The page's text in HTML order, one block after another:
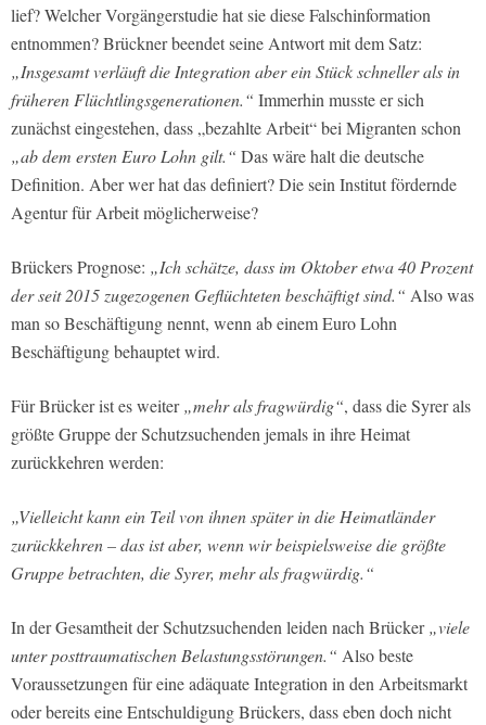
lief? Welcher Vorgängerstudie hat sie diese Falschinformation
entnommen? Brückner beendet seine Antwort mit dem Satz:
„Insgesamt verläuft die Integration aber ein Stück schneller als in
früheren Flüchtlingsgenerationen.“ Immerhin musste er sich
zunächst eingestehen, dass „bezahlte Arbeit“ bei Migranten schon
„ab dem ersten Euro Lohn gilt.“ Das wäre halt die deutsche
Definition. Aber wer hat das definiert? Die sein Institut fördernde
Agentur für Arbeit möglicherweise?
Brückers Prognose: „Ich schätze, dass im Oktober etwa 40 Prozent
der seit 2015 zugezogenen Geflüchteten beschäftigt sind.“ Also was
man so Beschäftigung nennt, wenn ab einem Euro Lohn
Beschäftigung behauptet wird.
Für Brücker ist es weiter„mehr als fragwürdig“, dass die Syrer als
größte Gruppe der Schutzsuchenden jemals in ihre Heimat
zurückkehren werden:
„Vielleicht kann ein Teil von ihnen später in die Heimatländer
zurückkehren – das ist aber, wenn wir beispielsweise die größte
Gruppe betrachten, die Syrer, mehr als fragwürdig.“
In der Gesamtheit der Schutzsuchenden leiden nach Brücker„viele
unter posttraumatischen Belastungsstörungen.“ Also beste
Voraussetzungen für eine adäquate Integration in den Arbeitsmarkt
oder bereits eine Entschuldigung Brückers, dass eben doch nicht